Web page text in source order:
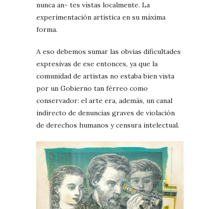
nunca an- tes vistas localmente. La
experimentación artística en su máxima
forma.
A eso debemos sumar las obvias dificultades
expresivas de ese entonces, ya que la
comunidad de artistas no estaba bien vista
por un Gobierno tan férreo como
conservador: el arte era, además, un canal
indirecto de denuncias graves de violación
de derechos humanos y censura intelectual.